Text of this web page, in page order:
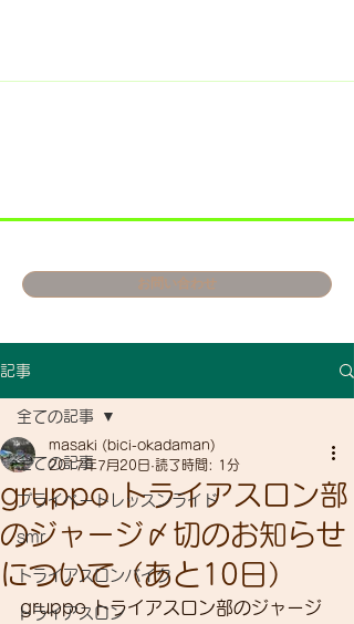
お問い合わせ
記事
全ての記事
プライベートレッスンライド
smr
トライアスロンバイク
トライアスロン
全ての記事
gruppo トライアスロン部
のジャージ〆切のお知らせ
について（あと10日）
masaki (bici-okadaman)
2017年7月20日 読了時間: 1分
gruppo トライアスロン部のジャージ